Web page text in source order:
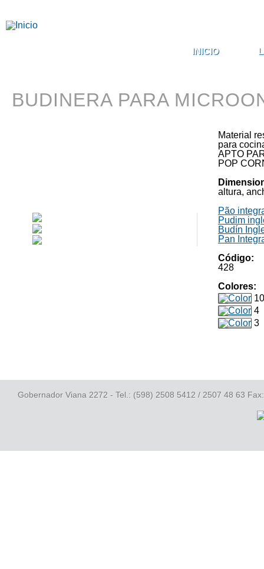
INICIO
BUDINERA PARA
Material
para
APTO
POP
altura,
Pão
Pudim
Budín
Pan
Código:
428
Colores:
10
4
3
Gobernador Viana 2272 - Tel.: (598) 2508 5412 / 2507 48 63